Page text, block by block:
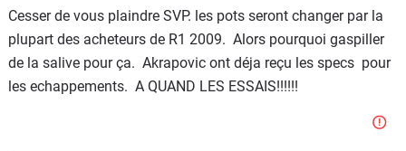
Cesser de vous plaindre SVP. les pots seront changer par la
plupart des acheteurs de R1 2009. Alors pourquoi gaspiller
de la salive pour ça. Akrapovic ont déja reçu les specs pour
les echappements. A QUAND LES ESSAIS!!!!!!